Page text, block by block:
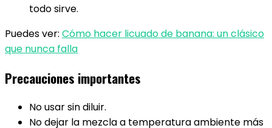
todo sirve.
Puedes ver: Cómo hacer licuado de banana: un clásico
que nunca falla
Precauciones importantes
No usar sin diluir.
No dejar la mezcla a temperatura ambiente más